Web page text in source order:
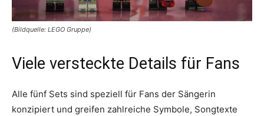
(Bildquelle: LEGO Gruppe)
Viele versteckte Details für Fans
Alle fünf Sets sind speziell für Fans der Sängerin
konzipiert und greifen zahlreiche Symbole, Songtexte